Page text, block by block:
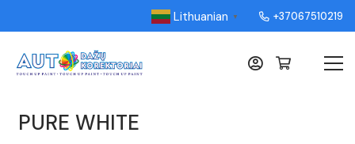
Lithuanian ▼ +37067510219
PURE WHITE